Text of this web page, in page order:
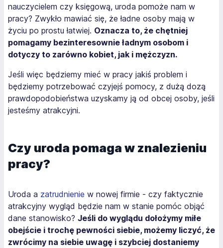
nauczycielem czy księgową, uroda pomoże nam w
pracy? Zwykło mawiać się, że ładne osoby mają w
życiu po prostu łatwiej. Oznacza to, że chętniej
pomagamy bezinteresownie ładnym osobom i
dotyczy to zarówno kobiet, jak i mężczyzn.
Jeśli więc będziemy mieć w pracy jakiś problem i
będziemy potrzebować czyjejś pomocy, z dużą dozą
prawdopodobieństwa uzyskamy ją od obcej osoby, jeśli
jesteśmy atrakcyjni.
Czy uroda pomaga w znalezieniu
pracy?
Uroda a zatrudnienie w nowej firmie - czy faktycznie
atrakcyjny wygląd będzie nam w stanie pomóc objąć
dane stanowisko? Jeśli do wyglądu dołożymy miłe
obejście i trochę pewności siebie, możemy liczyć, że
zwrócimy na siebie uwagę i szybciej dostaniemy